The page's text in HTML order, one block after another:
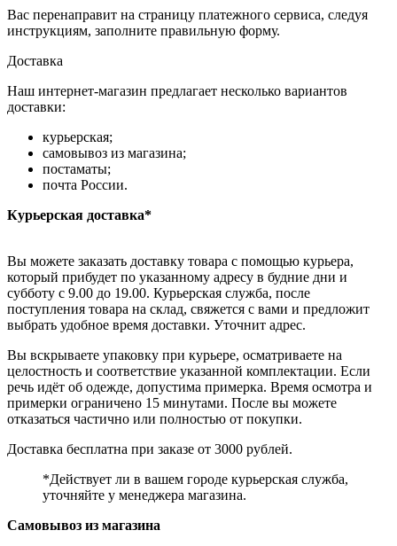
Вас перенаправит на страницу платежного сервиса, следуя
инструкциям, заполните правильную форму.
Доставка
Наш интернет-магазин предлагает несколько вариантов
доставки:
курьерская;
самовывоз из магазина;
постаматы;
почта России.
Курьерская доставка*
Вы можете заказать доставку товара с помощью курьера,
который прибудет по указанному адресу в будние дни и
субботу с 9.00 до 19.00. Курьерская служба, после
поступления товара на склад, свяжется с вами и предложит
выбрать удобное время доставки. Уточнит адрес.
Вы вскрываете упаковку при курьере, осматриваете на
целостность и соответствие указанной комплектации. Если
речь идёт об одежде, допустима примерка. Время осмотра и
примерки ограничено 15 минутами. После вы можете
отказаться частично или полностью от покупки.
Доставка бесплатна при заказе от 3000 рублей.
*Действует ли в вашем городе курьерская служба,
уточняйте у менеджера магазина.
Самовывоз из магазина